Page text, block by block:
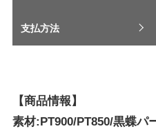
支払方法
【商品情報】
素材:PT900/PT850/黒蝶パ